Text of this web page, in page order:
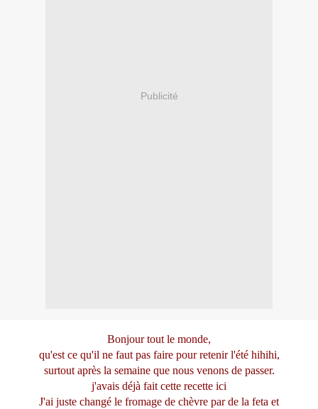
Publicité
Bonjour tout le monde,
qu'est ce qu'il ne faut pas faire pour retenir l'été hihihi,
surtout après la semaine que nous venons de passer.
j'avais déjà fait cette recette ici
J'ai juste changé le fromage de chèvre par de la feta et